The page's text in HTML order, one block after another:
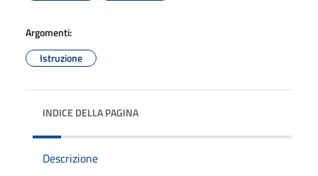
Argomenti:
Istruzione
INDICE DELLA PAGINA
Descrizione